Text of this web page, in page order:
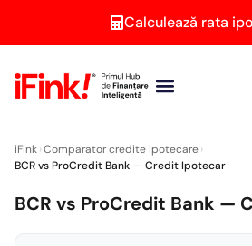
Calculează rata
iFink›Comparator credite ipotecare›
BCR vs ProCredit Bank — Credit Ipotecar
BCR vs ProCredit Bank —